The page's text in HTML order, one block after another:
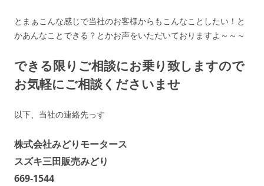
とまぁこんな感じで当社のお客様からもこんなことしたい！と
かあんなことできる？とかお声をいただいておりますよ～～～
できる限りご相談にお乗り致しますので
お気軽にご相談くださいませ
以下、当社の連絡先っす
株式会社みどりモータース
スズキ三田販売みどり
669-1544